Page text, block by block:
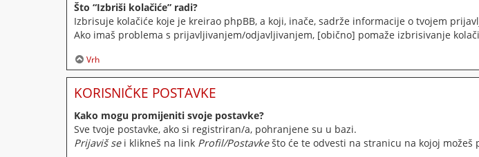
Što “Izbriši kolačiće” radi?
Izbrisuje kolačiće koje je kreirao phpBB, a koji, inače, sadrže informacije o tvojem
Ako imaš problema s prijavljivanjem/odjavljivanjem, [obično] pomaže izbrisivanje
Vrh
KORISNIČKE POSTAVKE
Kako mogu promijeniti svoje postavke?
Sve tvoje postavke, ako si registriran/a, pohranjene su u bazi.
Prijaviš sei klikneš na link Profil/Postavkešto će te odvesti na stranicu na kojoj možeš